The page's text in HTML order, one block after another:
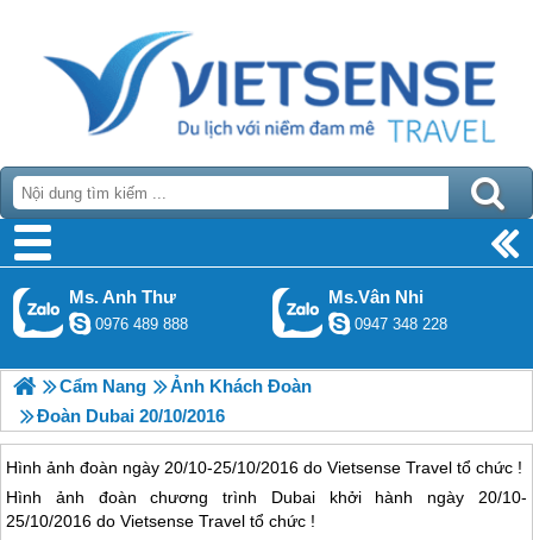
Ms. Anh Thư
0976 489 888
Ms.Vân Nhi
0947 348 228
Cẩm Nang
Ảnh Khách Đoàn
Đoàn Dubai 20/10/2016
Hình ảnh đoàn ngày 20/10-25/10/2016 do Vietsense Travel tổ chức !
Hình ảnh đoàn chương trình Dubaikhởi hành ngày 20/10-
25/10/2016 do Vietsense Travel tổ chức !